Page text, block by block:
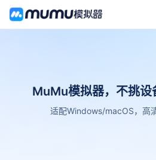
MuMu模拟器，不挑设
适配Windows/macOS，高